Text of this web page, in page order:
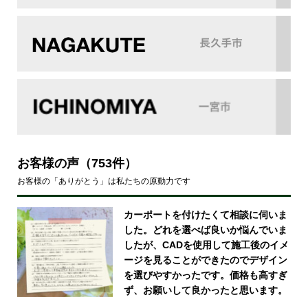
お客様の声（753件）
お客様の「ありがとう」は私たちの原動力です
カーポートを付けたくて相談に伺いま
した。どれを選べば良いか悩んでいま
したが、CADを使用して施工後のイメ
ージを見ることができたのでデザイン
を選びやすかったです。価格も高すぎ
ず、お願いして良かったと思います。